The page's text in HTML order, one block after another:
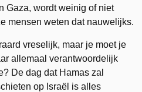
Gaza, wordt weinig of niet
mensen weten dat nauwelijks.
vreselijk, maar je moet je
allemaal verantwoordelijk
De dag dat Hamas zal
op Israël is alles